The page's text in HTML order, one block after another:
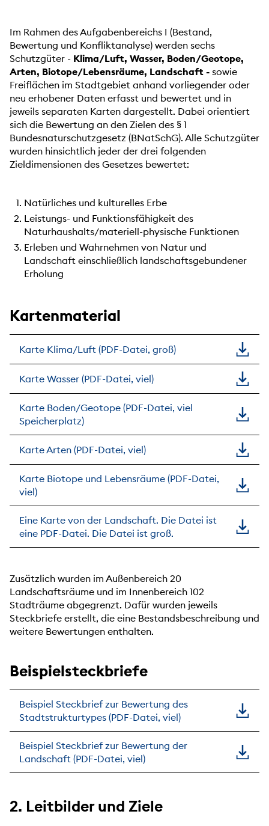
Im Rahmen des Aufgabenbereichs I (Bestand,
Bewertung und Konfliktanalyse) werden sechs
Schutzgüter - Klima/Luft, Wasser, Boden/Geotope,
Arten, Biotope/Lebensräume, Landschaft - sowie
Freiflächen im Stadtgebiet anhand vorliegender oder
neu erhobener Daten erfasst und bewertet und in
jeweils separaten Karten dargestellt. Dabei orientiert
sich die Bewertung an den Zielen des § 1
Bundesnaturschutzgesetz (BNatSchG). Alle Schutzgüter
wurden hinsichtlich jeder der drei folgenden
Zieldimensionen des Gesetzes bewertet:
Natürliches und kulturelles Erbe
Leistungs- und Funktionsfähigkeit des
Naturhaushalts/materiell-physische Funktionen
Erleben und Wahrnehmen von Natur und
Landschaft einschließlich landschaftsgebundener
Erholung
Kartenmaterial
Karte Klima/Luft (PDF-Datei, groß)
Karte Wasser (PDF-Datei, viel)
Karte Boden/Geotope (PDF-Datei, viel
Speicherplatz)
Karte Arten (PDF-Datei, viel)
Karte Biotope und Lebensräume (PDF-Datei,
viel)
Eine Karte von der Landschaft. Die Datei ist
eine PDF-Datei. Die Datei ist groß.
Zusätzlich wurden im Außenbereich 20
Landschaftsräume und im Innenbereich 102
Stadträume abgegrenzt. Dafür wurden jeweils
Steckbriefe erstellt, die eine Bestandsbeschreibung und
weitere Bewertungen enthalten.
Beispielsteckbriefe
Beispiel Steckbrief zur Bewertung des
Stadtstrukturtypes (PDF-Datei, viel)
Beispiel Steckbrief zur Bewertung der
Landschaft (PDF-Datei, viel)
2. Leitbilder und Ziele